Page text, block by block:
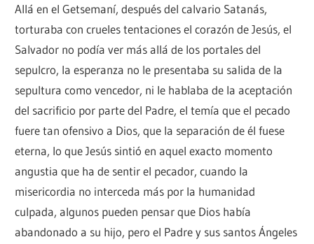
Allá en el Getsemaní, después del calvario Satanás,
torturaba con crueles tentaciones el corazón de Jesús, el
Salvador no podía ver más allá de los portales del
sepulcro, la esperanza no le presentaba su salida de la
sepultura como vencedor, ni le hablaba de la aceptación
del sacrificio por parte del Padre, el temía que el pecado
fuere tan ofensivo a Dios, que la separación de él fuese
eterna, lo que Jesús sintió en aquel exacto momento
angustia que ha de sentir el pecador, cuando la
misericordia no interceda más por la humanidad
culpada, algunos pueden pensar que Dios había
abandonado a su hijo, pero el Padre y sus santos Ángeles